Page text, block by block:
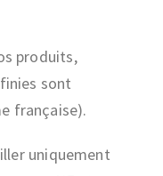
produits,
sont
française).
uniquement